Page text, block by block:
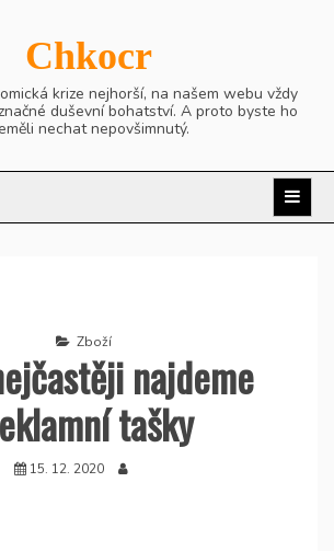
Chkocr
krize nejhorší, na našem webu vždy
duševní bohatství. A proto byste ho
nechat nepovšimnutý.
Zboží
najdeme
tašky
15. 12. 2020